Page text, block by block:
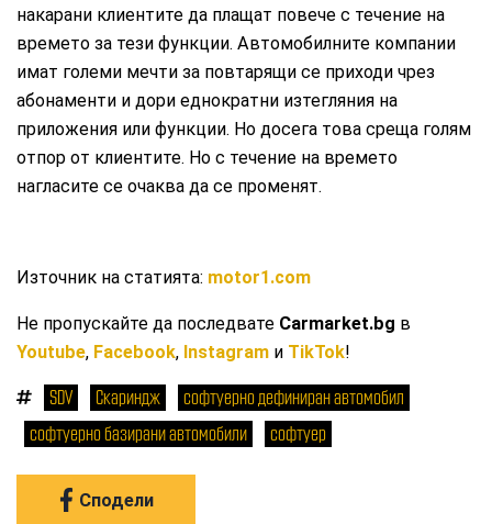
накарани клиентите да плащат повече с течение на
времето за тези функции. Автомобилните компании
имат големи мечти за повтарящи се приходи чрез
абонаменти и дори еднократни изтегляния на
приложения или функции. Но досега това среща голям
отпор от клиентите. Но с течение на времето
нагласите се очаква да се променят.
Източник на статията: motor1.com
Не пропускайте да последвате Carmarket.bg в
Youtube, Facebook, Instagram и TikTok!
SDV Скариндж
софтуерно дефиниран автомобил
софтуерно базирани автомобили
софтуер
Сподели